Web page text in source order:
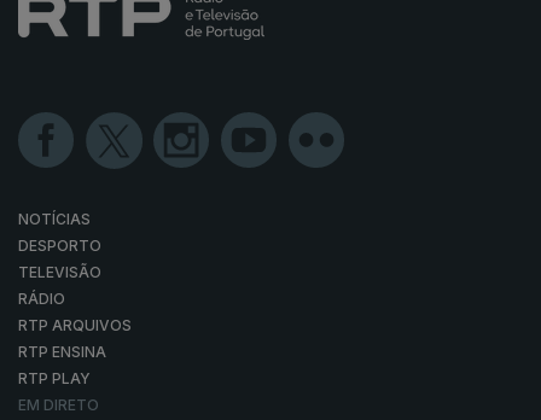
NOTÍCIAS
DESPORTO
TELEVISÃO
RÁDIO
RTP ARQUIVOS
RTP ENSINA
RTP PLAY
EM DIRETO